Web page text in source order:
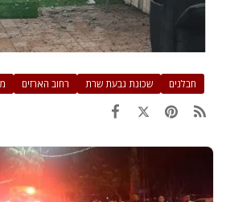
רחוב הארזים שכונת גבעת שרת חבלנים